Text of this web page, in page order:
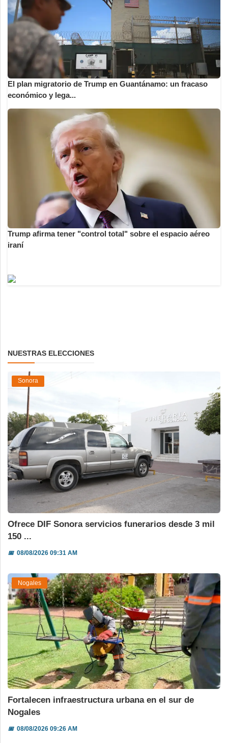
El plan migratorio de Trump en Guantánamo: un fracaso
económico y lega...
Trump afirma tener "control total" sobre el espacio aéreo
iraní
NUESTRAS ELECCIONES
Sonora
Ofrece DIF Sonora servicios funerarios desde 3 mil
150 ...
📅08/08/2026 09:31 AM
Nogales
Fortalecen infraestructura urbana en el sur de
Nogales
📅08/08/2026 09:26 AM